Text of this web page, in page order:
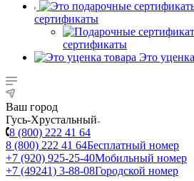
сертификаты
сертификаты
Это
Ваш город
Гусь-Хрустальный
8 (800) 222 41 64
8 (800) 222 41 64Бесплатный номер
+7 (920) 925-25-40Мобильный номер
+7 (49241) 3-88-08Городской номер